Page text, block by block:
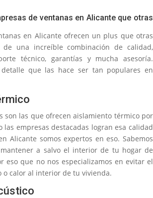
de ventanas en Alicante que otras
en Alicante ofrecen un plus que otras
una increíble combinación de calidad,
técnico, garantías y mucha asesoría.
detalle que las hace ser tan populares en
son las que ofrecen aislamiento térmico por
las empresas destacadas logran esa calidad
Alicante somos expertos en eso. Sabemos
a salvo el interior de tu hogar de
eso que no nos especializamos en evitar el
o calor al interior de tu vivienda.